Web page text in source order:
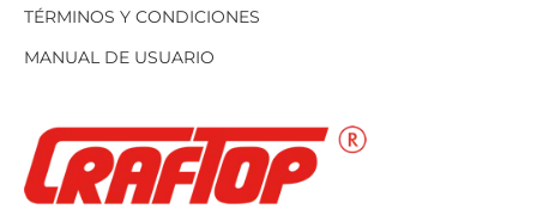
TÉRMINOS Y CONDICIONES
MANUAL DE USUARIO